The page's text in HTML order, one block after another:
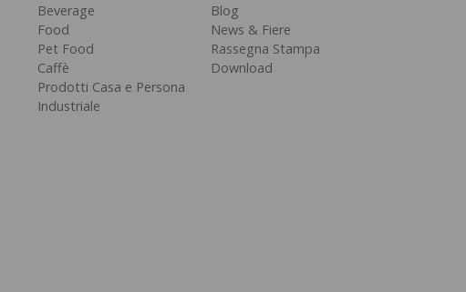
Beverage
Food
Pet Food
Caffè
Prodotti Casa e Persona
Industriale
Blog
News & Fiere
Rassegna Stampa
Download